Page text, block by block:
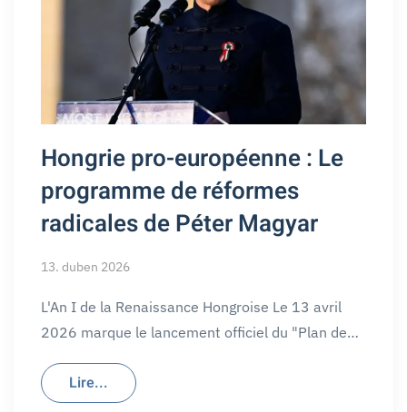
Hongrie pro-européenne : Le
programme de réformes
radicales de Péter Magyar
13. duben 2026
L'An I de la Renaissance Hongroise Le 13 avril
2026 marque le lancement officiel du "Plan de…
Lire...